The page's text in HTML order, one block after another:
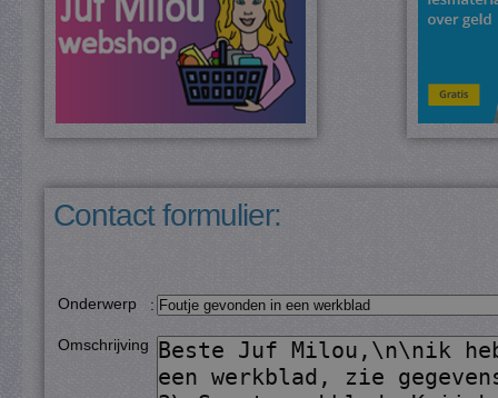
Contact formulier:
Onderwerp :
Omschrijving